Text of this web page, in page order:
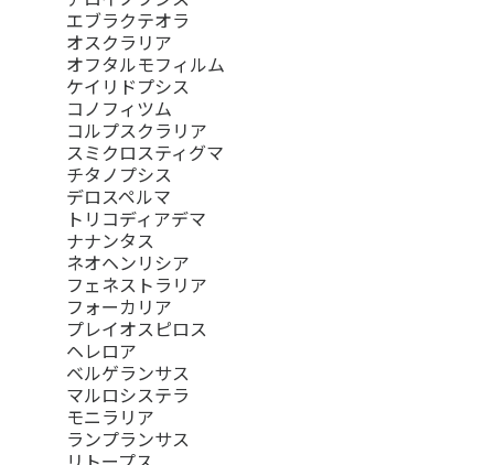
エブラクテオラ
オスクラリア
オフタルモフィルム
ケイリドプシス
コノフィツム
コルプスクラリア
スミクロスティグマ
チタノプシス
デロスペルマ
トリコディアデマ
ナナンタス
ネオヘンリシア
フェネストラリア
フォーカリア
プレイオスピロス
ヘレロア
ベルゲランサス
マルロシステラ
モニラリア
ランプランサス